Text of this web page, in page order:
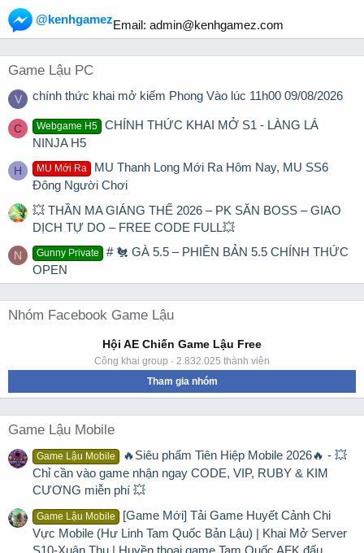
@kenhgamezEmail: admin@kenhgamez.com
Game Lậu PC
V chính thức khai mở kiếm Phong Vào lúc 11h00 09/08/2026
C Webgame H5
CHÍNH THỨC KHAI MỞ S1 - LÀNG LÁ
NINJA H5
H MU Mới Ra
MU Thanh Long Mới Ra Hôm Nay, MU SS6
Đông Người Chơi
💥 THẦN MA GIÁNG THẾ 2026 – PK SĂN BOSS – GIAO
DỊCH TỰ DO – FREE CODE FULL💥
N Gunny Private
# 🐔 GÀ 5.5 – PHIÊN BẢN 5.5 CHÍNH THỨC
OPEN
Nhóm Facebook Game Lậu
Hội AE Chiến Game Lậu Free
Công khai group · 2.832.025 thành viên
Tham gia nhóm
Game Lậu Mobile
Game Lậu Mobile
🔥Siêu phẩm Tiên Hiệp Mobile 2026🔥 - 💥
Chỉ cần vào game nhận ngay CODE, VIP, RUBY & KIM
CƯƠNG miễn phí 💥
Game Lậu Mobile
[Game Mới] Tải Game Huyết Cảnh Chi
Vực Mobile (Hư Linh Tam Quốc Bản Lậu) | Khai Mở Server
S10-Xuân Thu | Huyền thoại game Tam Quốc AFK đấu